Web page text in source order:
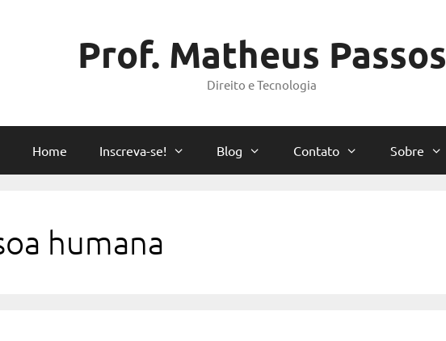
Prof. Matheus Passos
Direito e Tecnologia
Home Inscreva-se! Blog Contato Sobre
humana